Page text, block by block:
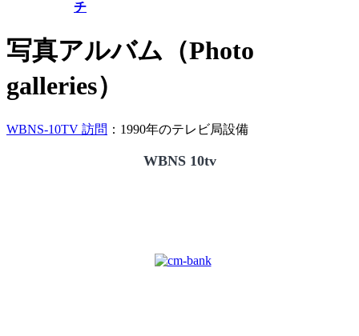
チ
写真アルバム（Photo
galleries）
WBNS-10TV 訪問 ：1990年のテレビ局設備
WBNS 10tv